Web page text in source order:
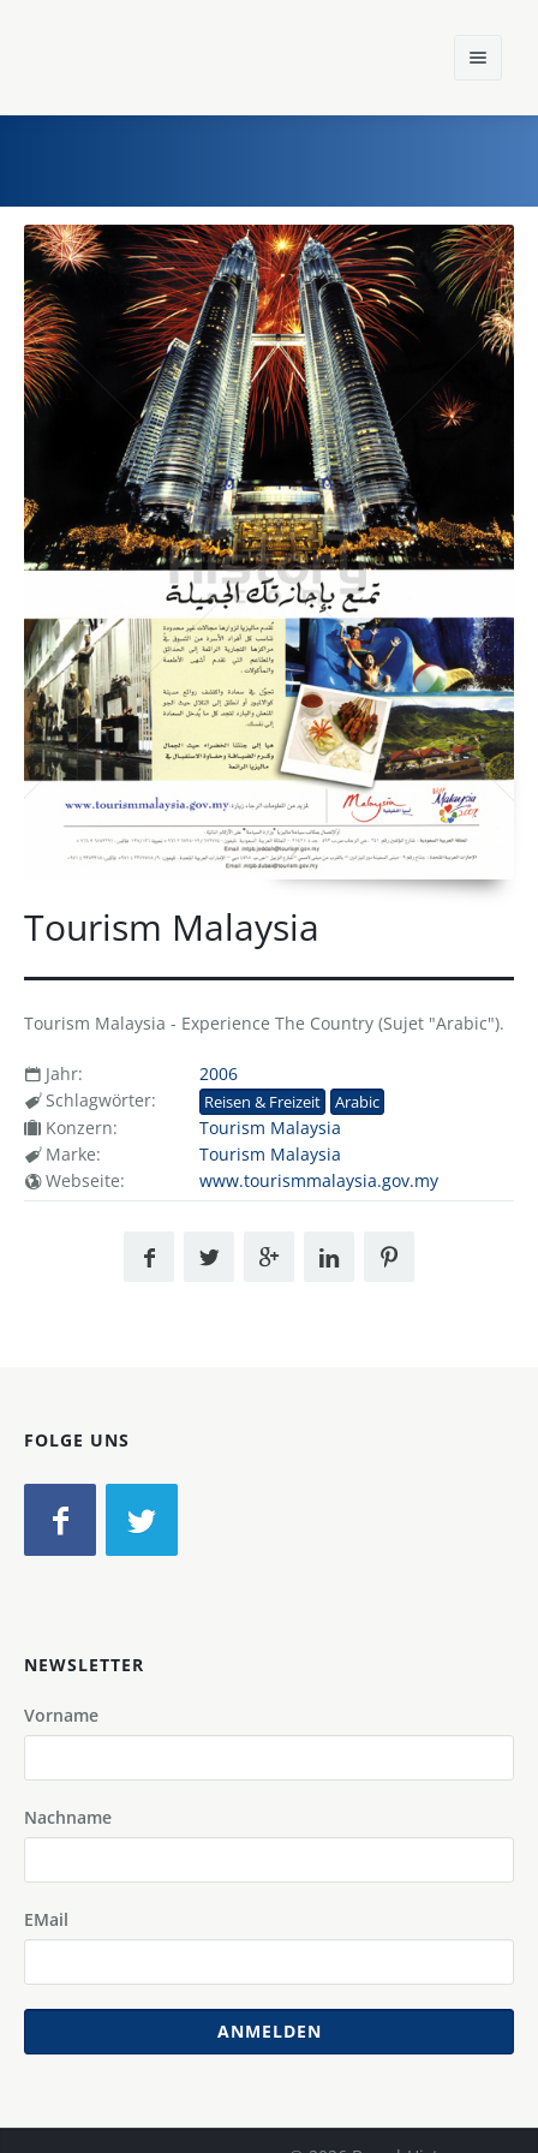
Home
Einst und Heute
Marken
Konzerne
Tourism Malaysia
Tourism Malaysia - Experience The Country (Sujet "Arabic").
Jahr:
2006
Schlagwörter:
Reisen & Freizeit Arabic
Konzern:
Tourism Malaysia
Marke:
Tourism Malaysia
Webseite:
www.tourismmalaysia.gov.my
FOLGE UNS
NEWSLETTER
Vorname
Nachname
EMail
ANMELDEN